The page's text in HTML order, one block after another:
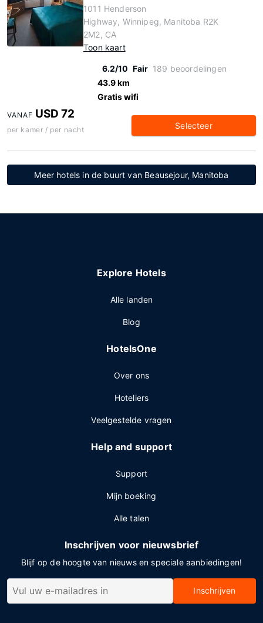
1011 Henderson
Highway, Winnipeg, Manitoba R2K
2M2, CA
Toon kaart
6.2/10 Fair 189 beoordelingen
43.9 km
Gratis wifi
VANAF USD 72
per kamer / per nacht Selecteer
Meer hotels in de buurt van Beausejour, Manitoba
Explore Hotels
Alle landen
Blog
HotelsOne
Over ons
Hoteliers
Veelgestelde vragen
Help and support
Support
Mijn boeking
Alle talen
Inschrijven voor nieuwsbrief
Blijf op de hoogte van nieuws en speciale aanbiedingen!
Inschrijven